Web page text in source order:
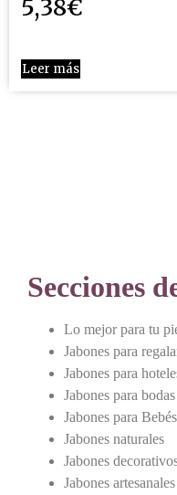
5,38€
Leer más
Secciones
Lo mejor para tu
Jabones para
Jabones para
Jabones para bodas
Jabones para
Jabones naturales
Jabones
Jabones artesanales